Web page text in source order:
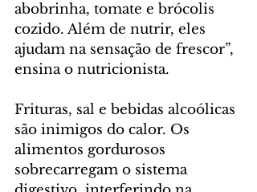
abobrinha, tomate e brócolis
cozido. Além de nutrir, eles
ajudam na sensação de frescor”,
ensina o nutricionista.
Frituras, sal e bebidas alcoólicas
são inimigos do calor. Os
alimentos gordurosos
sobrecarregam o sistema